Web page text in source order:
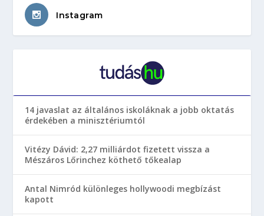
Instagram
14 javaslat az általános iskoláknak a jobb oktatás
érdekében a minisztériumtól
Vitézy Dávid: 2,27 milliárdot fizetett vissza a
Mészáros Lőrinchez köthető tőkealap
Antal Nimród különleges hollywoodi megbízást
kapott